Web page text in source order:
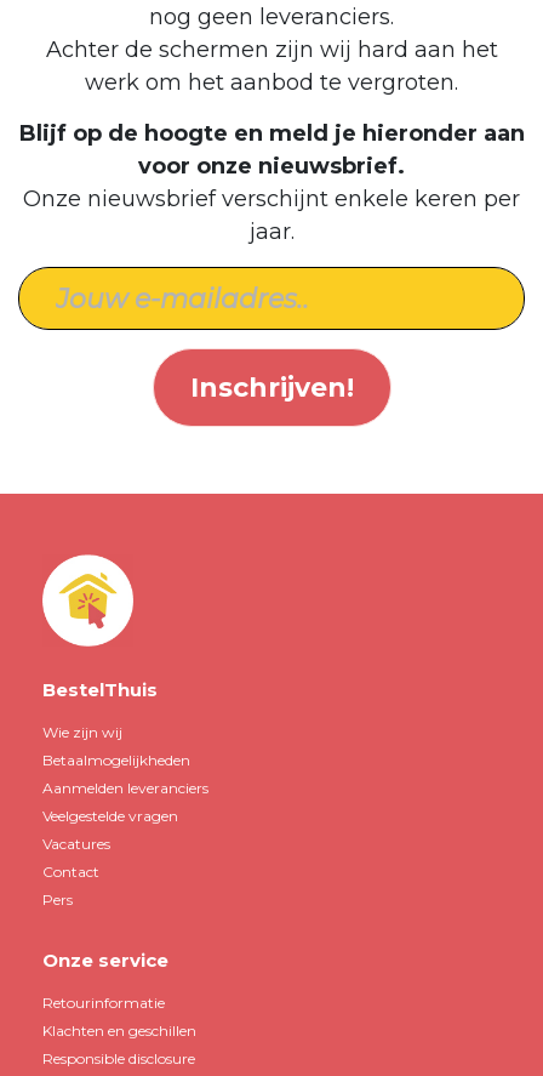
nog geen leveranciers.
Achter de schermen zijn wij hard aan het
werk om het aanbod te vergroten.
Blijf op de hoogte en meld je hieronder aan
voor onze nieuwsbrief.
Onze nieuwsbrief verschijnt enkele keren per
jaar.
Inschrijven!
BestelThuis
Wie zijn wij
Betaalmogelijkheden
Aanmelden leveranciers
Veelgestelde vragen
Vacatures
Contact
Pers
Onze service
Retourinformatie
Klachten en geschillen
Responsible disclosure